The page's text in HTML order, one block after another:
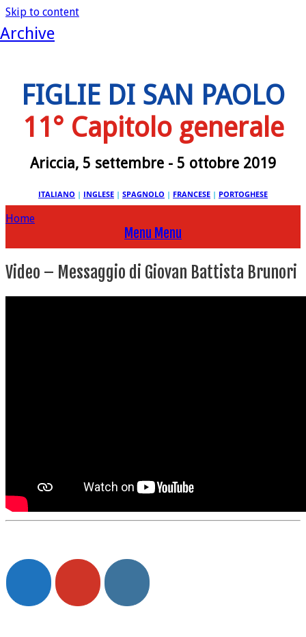
Skip to content
FIGLIE DI SAN PAOLO
11° Capitolo generale
Ariccia, 5 settembre - 5 ottobre 2019
ITALIANO | INGLESE | SPAGNOLO | FRANCESE | PORTOGHESE
Home
Menu Menu
Archive
Video – Messaggio di Giovan Battista Brunori